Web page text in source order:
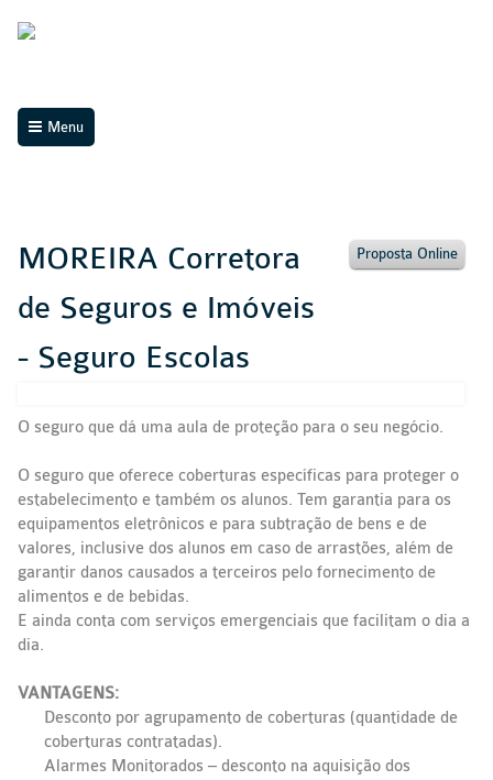
Menu
Proposta Online
MOREIRA Corretora
de Seguros e Imóveis
- Seguro Escolas
O seguro que dá uma aula de proteção para o seu negócio.
O seguro que oferece coberturas específicas para proteger o
estabelecimento e também os alunos. Tem garantia para os
equipamentos eletrônicos e para subtração de bens e de
valores, inclusive dos alunos em caso de arrastões, além de
garantir danos causados a terceiros pelo fornecimento de
alimentos e de bebidas.
E ainda conta com serviços emergenciais que facilitam o dia a
dia.
VANTAGENS:
Desconto por agrupamento de coberturas (quantidade de
coberturas contratadas).
Alarmes Monitorados – desconto na aquisição dos